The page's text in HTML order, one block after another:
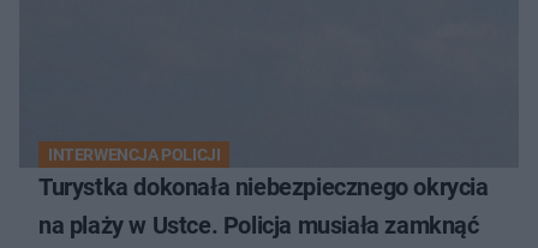
INTERWENCJA POLICJI
Turystka dokonała niebezpiecznego okrycia
na plaży w Ustce. Policja musiała zamknąć